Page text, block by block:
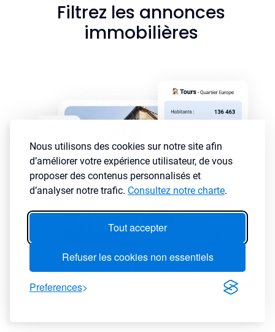
Nous utilisons des cookies sur notre site afin
d’améliorer votre expérience utilisateur, de vous
proposer des contenus personnalisés et
d’analyser notre trafic. Consultez notre charte.
Tout accepter
Refuser les cookies non essentiels
Preferences
Filtrez les annonces
immobilières